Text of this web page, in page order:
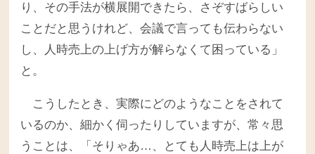
り、その手法が横展開できたら、さぞすばらしい
ことだと思うけれど、会議で言っても伝わらない
し、人時売上の上げ方が解らなくて困っている」
と。
こうしたとき、実際にどのようなことをされて
いるのか、細かく伺ったりしていますが、常々思
うことは、「そりゃあ…、とても人時売上は上が